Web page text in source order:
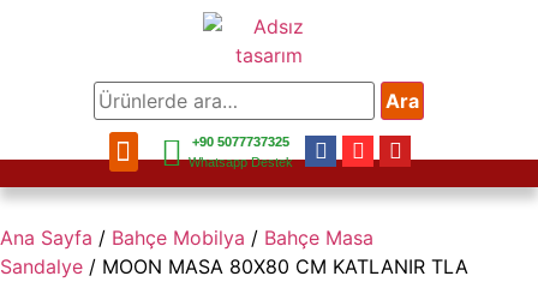
Ara
+90 5077737325
Whatsapp Destek
Ana Sayfa / Bahçe Mobilya / Bahçe Masa
Sandalye / MOON MASA 80X80 CM KATLANIR TLA